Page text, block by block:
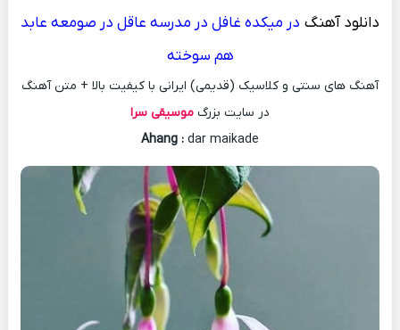
دانلود آهنگ در میکده غافل در مدرسه عاقل در صومعه عابد
هم سوخته
آهنگ های سنتی و کلاسیک (قدیمی) ایرانی با کیفیت بالا + متن آهنگ
در سایت بزرگ موسیقی سرا
Ahang : dar maikade